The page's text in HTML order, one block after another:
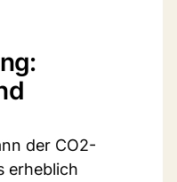
der CO2-
erheblich